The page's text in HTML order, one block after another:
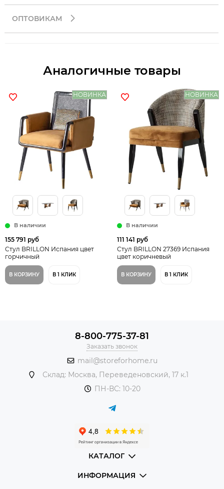
ОПТОВИКАМ
Аналогичные товары
НОВИНКА
В наличии
155 791 руб
Стул BRILLON Испания цвет
горчичный
В КОРЗИНУ В 1 КЛИК
НОВИНКА
В наличии
111 141 руб
Стул BRILLON 27369 Испания
цвет коричневый
В КОРЗИНУ В 1 КЛИК
8-800-775-37-81
Заказать звонок
mail@storeforhome.ru
Склад: Москва, Переведеновский, 17 к.1
ПН-ВС: 10-20
КАТАЛОГ
ИНФОРМАЦИЯ